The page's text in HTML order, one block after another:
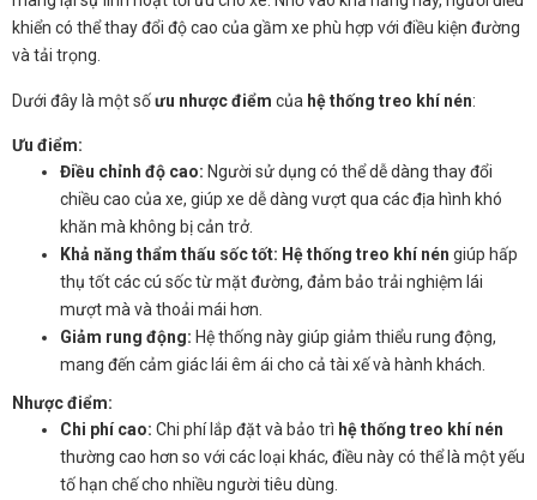
khiển có thể thay đổi độ cao của gầm xe phù hợp với điều kiện đường
và tải trọng.
Dưới đây là một sốưu nhược điểm của hệ thống treo khí nén:
Ưu điểm:
Điều chỉnh độ cao: Người sử dụng có thể dễ dàng thay đổi
chiều cao của xe, giúp xe dễ dàng vượt qua các địa hình khó
khăn mà không bị cản trở.
Khả năng thẩm thấu sốc tốt: Hệ thống treo khí nén giúp hấp
thụ tốt các cú sốc từ mặt đường, đảm bảo trải nghiệm lái
mượt mà và thoải mái hơn.
Giảm rung động: Hệ thống này giúp giảm thiểu rung động,
mang đến cảm giác lái êm ái cho cả tài xế và hành khách.
Nhược điểm:
Chi phí cao: Chi phí lắp đặt và bảo trì hệ thống treo khí nén
thường cao hơn so với các loại khác, điều này có thể là một yếu
tố hạn chế cho nhiều người tiêu dùng.